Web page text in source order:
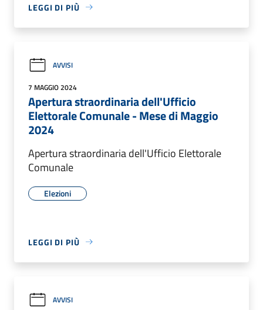
LEGGI DI PIÙ
AVVISI
7 MAGGIO 2024
Apertura straordinaria dell'Ufficio
Elettorale Comunale - Mese di Maggio
2024
Apertura straordinaria dell'Ufficio Elettorale
Comunale
Elezioni
LEGGI DI PIÙ
AVVISI